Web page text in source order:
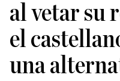
al vetar su
el
una